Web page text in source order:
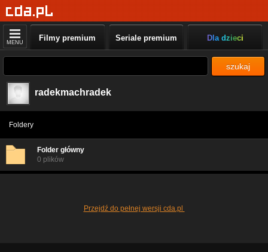
MENU Filmy premium Seriale premium Dla dzieci
szukaj
radekmachradek
Foldery
Folder główny
0 plików
Przejdź do pełnej wersji cda.pl